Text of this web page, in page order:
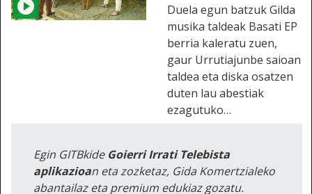
Duela egun batzuk Gilda
musika taldeak Basati EP
berria kaleratu zuen,
gaur Urrutiajunbe saioan
taldea eta diska osatzen
duten lau abestiak
ezagutuko…
Egin GITBkide Goierri Irrati Telebista
aplikazioan eta zozketaz, Gida Komertzialeko
abantailaz eta premium edukiaz gozatu.